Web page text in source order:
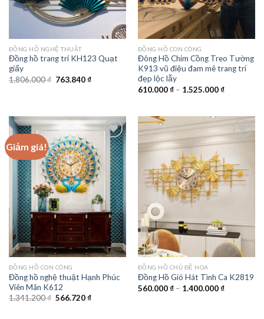
ĐỒNG HỒ NGHỆ THUẬT
Đồng hồ trang trí KH123 Quạt
giấy
1.806.000₫ Giá
763.840₫Giá
ĐỒNG HỒ CON CÔNG
Đông Hồ Chim Cồng Treo Tường
K913 vũ điệu đam mê trang trí
đẹp lộc lẫy
610.000₫ – 1.525.000₫Khoảng
đến
1.525.000
Giảm giá!
Add to
wishlist
ĐỒNG HỒ CON CÔNG
Đồng hồ nghệ thuật Hạnh Phúc
Viên Mãn K612
1.341.200₫ Giá
566.720₫Giá
Add to
wishlist
ĐỒNG HỒ CHỦ ĐỀ HOA
Đồng Hồ Gió Hát Tình Ca K2819
560.000₫ – 1.400.000₫Khoảng